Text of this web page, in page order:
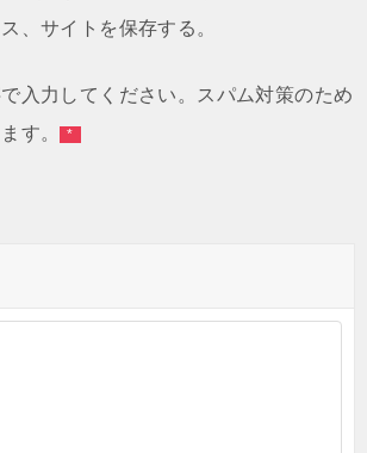
、サイトを保存する。
入力してください。スパム対策のため
す。 *